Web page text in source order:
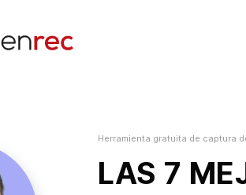
Desarrollo De Software
Envía emails de video, reduce reuniones y mantente
enfocado mientras programas.
Herramienta gratuita de captura
LAS 7